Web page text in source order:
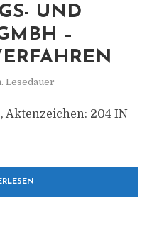
UND
–
Lesedauer
Aktenzeichen: 204 IN